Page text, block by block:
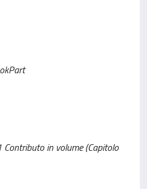
in volume (Capitolo